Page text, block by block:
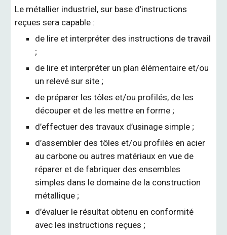
Le métallier industriel, sur base d’instructions
reçues sera capable :
de lire et interpréter des instructions de travail
;
de lire et interpréter un plan élémentaire et/ou
un relevé sur site ;
de préparer les tôles et/ou profilés, de les
découper et de les mettre en forme ;
d’effectuer des travaux d’usinage simple ;
d’assembler des tôles et/ou profilés en acier
au carbone ou autres matériaux en vue de
réparer et de fabriquer des ensembles
simples dans le domaine de la construction
métallique ;
d’évaluer le résultat obtenu en conformité
avec les instructions reçues ;